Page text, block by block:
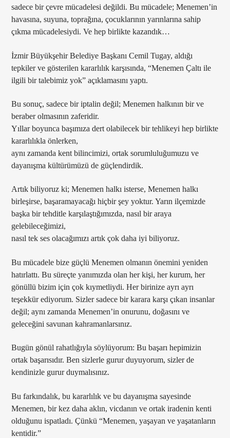
sadece bir çevre mücadelesi değildi. Bu mücadele; Menemen’in
havasına, suyuna, toprağına, çocuklarının yarınlarına sahip
çıkma mücadelesiydi. Ve hep birlikte kazandık…
İzmir Büyükşehir Belediye Başkanı Cemil Tugay, aldığı
tepkiler ve gösterilen kararlılık karşısında, “Menemen Çaltı ile
ilgili bir talebimiz yok” açıklamasını yaptı.
Bu sonuç, sadece bir iptalin değil; Menemen halkının bir ve
beraber olmasının zaferidir.
Yıllar boyunca başımıza dert olabilecek bir tehlikeyi hep birlikte
kararlılıkla önlerken,
aynı zamanda kent bilincimizi, ortak sorumluluğumuzu ve
dayanışma kültürümüzü de güçlendirdik.
Artık biliyoruz ki; Menemen halkı isterse, Menemen halkı
birleşirse, başaramayacağı hiçbir şey yoktur. Yarın ilçemizde
başka bir tehditle karşılaştığımızda, nasıl bir araya
gelebileceğimizi,
nasıl tek ses olacağımızı artık çok daha iyi biliyoruz.
Bu mücadele bize güçlü Menemen olmanın önemini yeniden
hatırlattı. Bu süreçte yanımızda olan her kişi, her kurum, her
gönüllü bizim için çok kıymetliydi. Her birinize ayrı ayrı
teşekkür ediyorum. Sizler sadece bir karara karşı çıkan insanlar
değil; aynı zamanda Menemen’in onurunu, doğasını ve
geleceğini savunan kahramanlarsınız.
Bugün gönül rahatlığıyla söylüyorum: Bu başarı hepimizin
ortak başarısıdır. Ben sizlerle gurur duyuyorum, sizler de
kendinizle gurur duymalısınız.
Bu farkındalık, bu kararlılık ve bu dayanışma sayesinde
Menemen, bir kez daha aklın, vicdanın ve ortak iradenin kenti
olduğunu ispatladı. Çünkü “Menemen, yaşayan ve yaşatanların
kentidir.”